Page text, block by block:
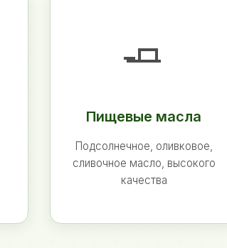
🧈
Пищевые масла
Подсолнечное, оливковое,
сливочное масло, высокого
качества